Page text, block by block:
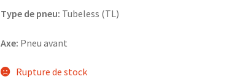
Type de pneu: Tubeless (TL)
Axe: Pneu avant
Rupture de stock